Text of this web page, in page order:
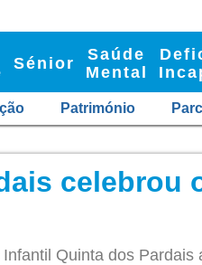
Sénior
Saúde
Mental
Património
celebrou
Quinta dos